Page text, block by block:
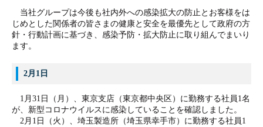
当社グループは今後も社内外への感染拡大の防止とお客様をは
じめとした関係者の皆さまの健康と安全を最優先として政府の方
針・行動計画に基づき、感染予防・拡大防止に取り組んでまいり
ます。
2月1日
1月31日（月）、東京支店 （東京都中央区） に勤務する社員1名
が、新型コロナウイルスに感染していることを確認しました。
2月1日（火）、埼玉製造所（埼玉県幸手市） に勤務する社員1